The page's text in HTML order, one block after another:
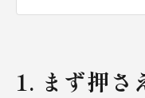
1. まず押さ